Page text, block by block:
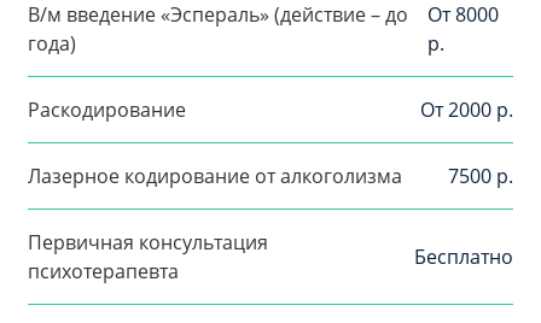
В/м введение «Эспераль» (действие – до
года)
От 8000
р.
Раскодирование От 2000 р.
Лазерное кодирование от алкоголизма 7500 р.
Первичная консультация
психотерапевта
Бесплатно